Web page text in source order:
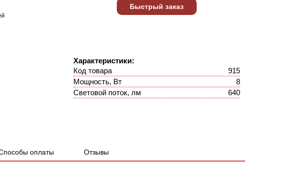
Характеристики:
Код товара
915
Мощность, Вт
8
Световой поток, лм
640
оплаты Отзывы